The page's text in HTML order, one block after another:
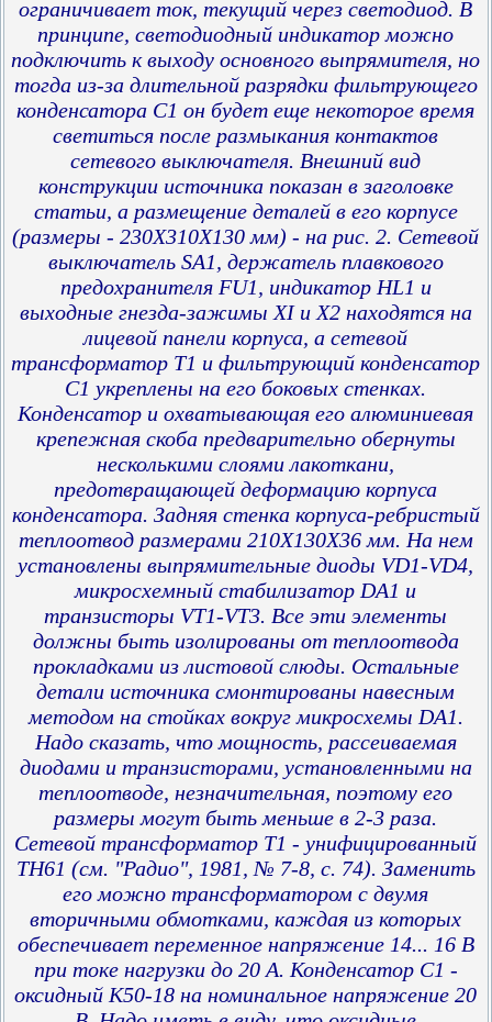
ограничивает ток, текущий через светодиод. В
принципе, светодиодный индикатор можно
подключить к выходу основного выпрямителя, но
тогда из-за длительной разрядки фильтрующего
конденсатора С1 он будет еще некоторое время
светиться после размыкания контактов
сетевого выключателя. Внешний вид
конструкции источника показан в заголовке
статьи, а размещение деталей в его корпусе
(размеры - 230Х310Х130 мм) - на рис. 2. Сетевой
выключатель SA1, держатель плавкового
предохранителя FU1, индикатор HL1 и
выходные гнезда-зажимы XI и Х2 находятся на
лицевой панели корпуса, а сетевой
трансформатор Т1 и фильтрующий конденсатор
С1 укреплены на его боковых стенках.
Конденсатор и охватывающая его алюминиевая
крепежная скоба предварительно обернуты
несколькими слоями лакоткани,
предотвращающей деформацию корпуса
конденсатора. Задняя стенка корпуса-ребристый
теплоотвод размерами 210Х130Х36 мм. На нем
установлены выпрямительные диоды VD1-VD4,
микросхемный стабилизатор DA1 и
транзисторы VT1-VT3. Все эти элементы
должны быть изолированы от теплоотвода
прокладками из листовой слюды. Остальные
детали источника смонтированы навесным
методом на стойках вокруг микросхемы DA1.
Надо сказать, что мощность, рассеиваемая
диодами и транзисторами, установленными на
теплоотводе, незначительная, поэтому его
размеры могут быть меньше в 2-3 раза.
Сетевой трансформатор Т1 - унифицированный
ТН61 (см. "Радио", 1981, № 7-8, с. 74). Заменить
его можно трансформатором с двумя
вторичными обмотками, каждая из которых
обеспечивает переменное напряжение 14... 16 В
при токе нагрузки до 20 А. Конденсатор С1 -
оксидный К50-18 на номинальное напряжение 20